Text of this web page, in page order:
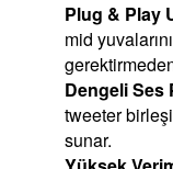
Plug & Play
mid
Dengeli Ses
tweeter
sunar.